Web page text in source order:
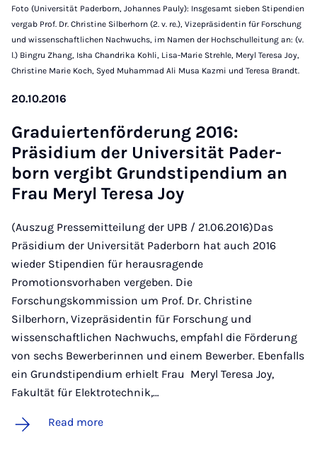
Foto (Universität Paderborn, Johannes Pauly): Insgesamt sieben Stipendien
vergab Prof. Dr. Christine Silberhorn (2. v. re.), Vizepräsidentin für Forschung
und wissenschaftlichen Nachwuchs, im Namen der Hochschulleitung an: (v.
l.) Bingru Zhang, Isha Chandrika Kohli, Lisa-Marie Strehle, Meryl Teresa Joy,
Christine Marie Koch, Syed Muhammad Ali Musa Kazmi und Teresa Brandt.
20.10.2016
Graduier­ten­för­der­ung 2016:
Präsidi­um der Uni­versität Pader­
born ver­gibt Grundsti­pen­di­um an
Frau Meryl Teresa Joy
(Auszug Pressemitteilung der UPB / 21.06.2016)Das
Präsidium der Universität Paderborn hat auch 2016
wieder Stipendien für herausragende
Promotionsvorhaben vergeben. Die
Forschungskommission um Prof. Dr. Christine
Silberhorn, Vizepräsidentin für Forschung und
wissenschaftlichen Nachwuchs, empfahl die Förderung
von sechs Bewerberinnen und einem Bewerber. Ebenfalls
ein Grundstipendium erhielt Frau Meryl Teresa Joy,
Fakultät für Elektrotechnik,…
Read more